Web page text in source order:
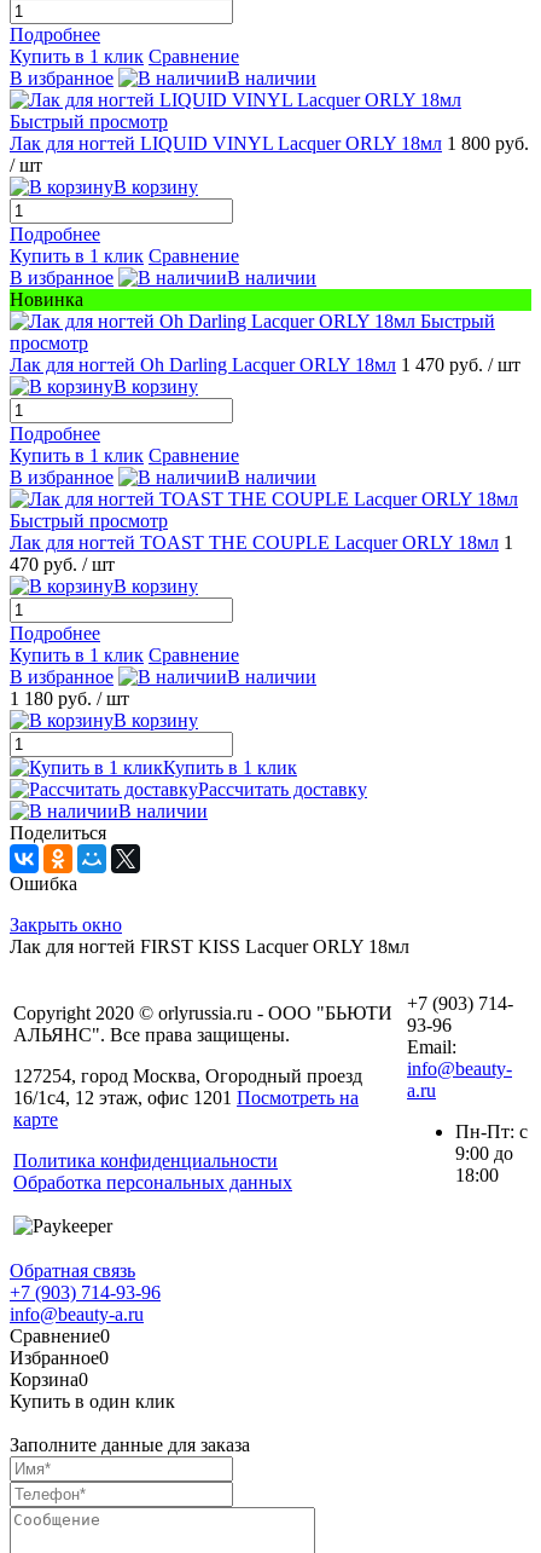
Подробнее
Купить в 1 клик Сравнение
В избранное
В наличии
Быстрый просмотр
Лак для ногтей LIQUID VINYL Lacquer ORLY 18мл 1 800 руб.
/ шт
В корзину
Подробнее
Купить в 1 клик Сравнение
В избранное
В наличии
Новинка
Быстрый
просмотр
Лак для ногтей Oh Darling Lacquer ORLY 18мл 1 470 руб. / шт
В корзину
Подробнее
Купить в 1 клик Сравнение
В избранное
В наличии
Быстрый просмотр
Лак для ногтей TOAST THE COUPLE Lacquer ORLY 18мл 1
470 руб. / шт
В корзину
Подробнее
Купить в 1 клик Сравнение
В избранное
В наличии
1 180 руб. / шт
В корзину
Купить в 1 клик
Рассчитать доставку
В наличии
Поделиться
Ошибка
Закрыть окно
Лак для ногтей FIRST KISS Lacquer ORLY 18мл
Copyright 2020 © orlyrussia.ru - ООО "БЬЮТИ
АЛЬЯНС". Все права защищены.
127254, город Москва, Огородный проезд
16/1с4, 12 этаж, офис 1201 Посмотреть на
карте
Политика конфиденциальности
Обработка персональных данных
+7 (903) 714-
93-96
Email:
info@beauty-
a.ru
Пн-Пт: с
9:00 до
18:00
Обратная связь
+7 (903) 714-93-96
info@beauty-a.ru
Сравнение0
Избранное0
Корзина0
Купить в один клик
Заполните данные для заказа